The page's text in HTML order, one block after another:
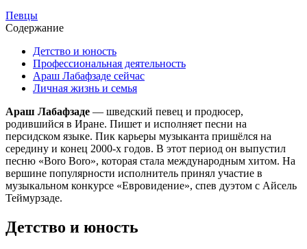
Певцы
Содержание
Детство и юность
Профессиональная деятельность
Араш Лабафзаде сейчас
Личная жизнь и семья
Араш Лабафзаде — шведский певец и продюсер,
родившийся в Иране. Пишет и исполняет песни на
персидском языке. Пик карьеры музыканта пришёлся на
середину и конец 2000-х годов. В этот период он выпустил
песню «Boro Boro», которая стала международным хитом. На
вершине популярности исполнитель принял участие в
музыкальном конкурсе «Евровидение», спев дуэтом с Айсель
Теймурзаде.
Детство и юность